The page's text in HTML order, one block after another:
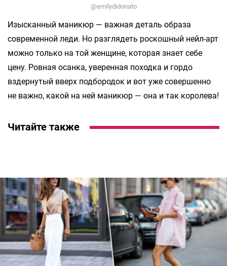
@emilydidonato
Изысканный маникюр — важная деталь образа
современной леди. Но разглядеть роскошный нейл-арт
можно только на той женщине, которая знает себе
цену. Ровная осанка, уверенная походка и гордо
вздернутый вверх подбородок и вот уже совершенно
не важно, какой на ней маникюр — она и так королева!
Читайте также